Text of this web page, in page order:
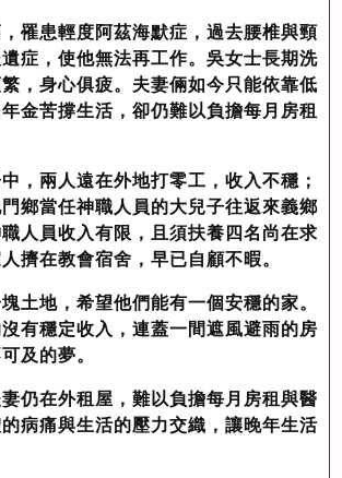
罹患輕度阿茲海默症，過去腰椎與頸
症，使他無法再工作。吳女士長期洗
，身心俱疲。夫妻倆如今只能依靠低
金苦撐生活，卻仍難以負擔每月房租
，兩人遠在外地打零工，收入不穩；
鄉當任神職人員的大兒子往返來義鄉
人員收入有限，且須扶養四名尚在求
擠在教會宿舍，早已自顧不暇。
土地，希望他們能有一個安穩的家。
有穩定收入，連蓋一間遮風避雨的房
及的夢。
仍在外租屋，難以負擔每月房租與醫
病痛與生活的壓力交織，讓晚年生活